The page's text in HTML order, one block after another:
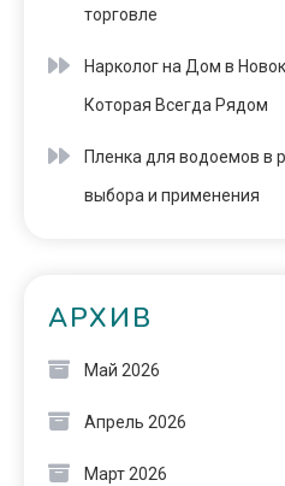
торговле
Нарколог на Дом в
Которая Всегда Рядом
Пленка для водоемов в
выбора и применения
АРХИВ
Май 2026
Апрель 2026
Март 2026